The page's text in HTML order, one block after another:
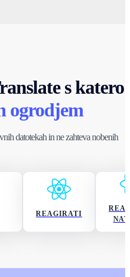
s katero
ogrodjem
datotekah in ne zahteva nobenih
REAGIRATI